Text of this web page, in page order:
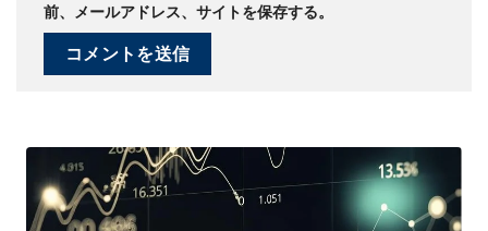
前、メールアドレス、サイトを保存する。